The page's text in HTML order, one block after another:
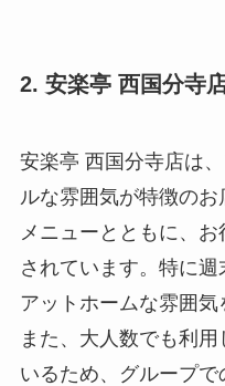
2. 安楽亭 西国分寺
安楽亭 西国分寺店は
ルな雰囲気が特徴の
メニューとともに、
されています。特に週
アットホームな雰囲気
また、大人数でも利
いるため、グループで